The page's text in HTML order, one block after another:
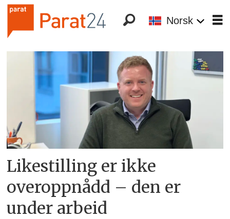
Norsk
Tag:
foreldrepenger
Likestilling er ikke
overoppnådd – den er
under arbeid